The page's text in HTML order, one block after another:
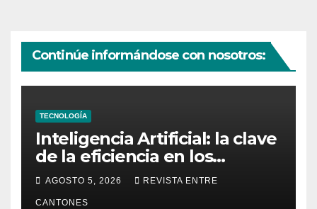
Continúe informándose con nosotros:
TECNOLOGÍA
Inteligencia Artificial: la clave
de la eficiencia en los
Centros de Operaciones de
Seguridad
AGOSTO 5, 2026 REVISTA ENTRE
CANTONES